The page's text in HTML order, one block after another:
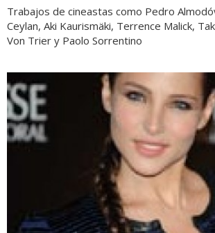
Trabajos de cineastas como Pedro
Ceylan, Aki Kaurismäki, Terrence Malick,
Von Trier y Paolo Sorrentino